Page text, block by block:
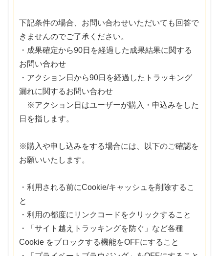
下記条件の場合、お問い合わせいただいても回答で
きませんのでご了承ください。
・成果確定から90日を経過した成果結果に関する
お問い合わせ
・アクション日から90日を経過したトラッキング
漏れに関するお問い合わせ
※アクション日はユーザーが購入・申込みをした
日を指します。
※購入や申し込みをする場合には、以下のご確認を
お願いいたします。
・利用される前にCookie/キャッシュを削除するこ
と
・利用の都度にリンクコードをクリックすること
・「サイト越えトラッキングを防ぐ」など各種
Cookie をブロックする機能をOFFにすること